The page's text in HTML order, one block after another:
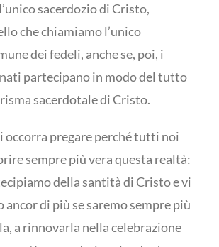
sacerdozio di Cristo,
che chiamiamo l’unico
dei fedeli, anche se, poi, i
partecipano in modo del tutto
sacerdotale di Cristo.
occorra pregare perché tutti noi
sempre più vera questa realtà:
della santità di Cristo e vi
di più se saremo sempre più
a rinnovarla nella celebrazione